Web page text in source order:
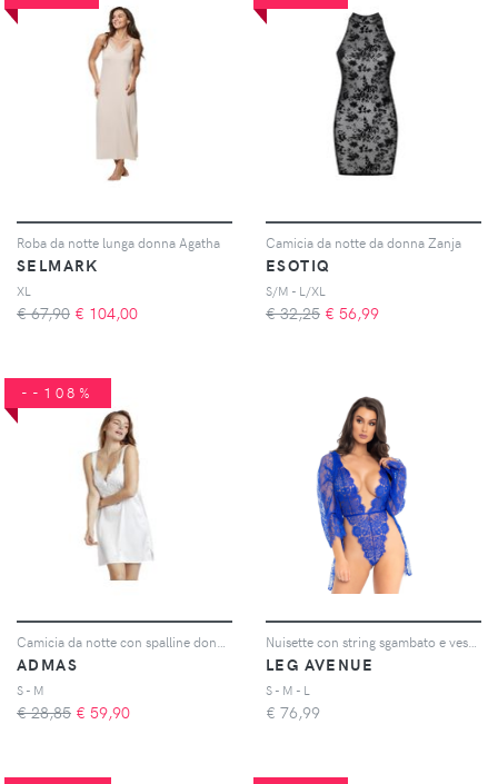
Roba da notte lunga donna Agatha
SELMARK
XL
€ 67,90 € 104,00
Camicia da notte da donna Zanja
ESOTIQ
S/M - L/XL
€ 32,25 € 56,99
--108%
ADMAS
S - M
€ 28,85 € 59,90
LEG AVENUE
S - M - L
€ 76,99